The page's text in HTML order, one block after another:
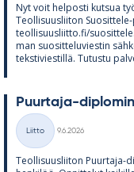
Nyt voit hel­posti kut­sua
Teol­li­suus­lii­ton
teol­li­suus­liitto.fi/
man suo­sit­te­lu­vies­tin
teks­ti­vies­tillä. Tu­tustu
Puur­taja-
Kategoriat
Liitto
9.6.2026
Teol­li­suus­lii­ton Puur­taja-